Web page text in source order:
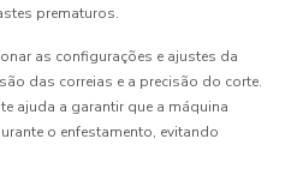
prematuros.
as configurações e ajustes da
das correias e a precisão do corte.
ajuda a garantir que a máquina
o enfestamento, evitando